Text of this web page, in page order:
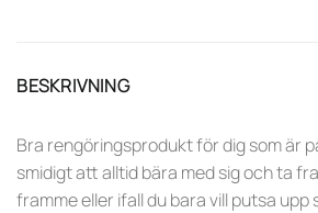
BESKRIVNING
Bra rengöringsprodukt för dig som är
smidigt att alltid bära med sig och ta
framme eller ifall du bara vill putsa upp